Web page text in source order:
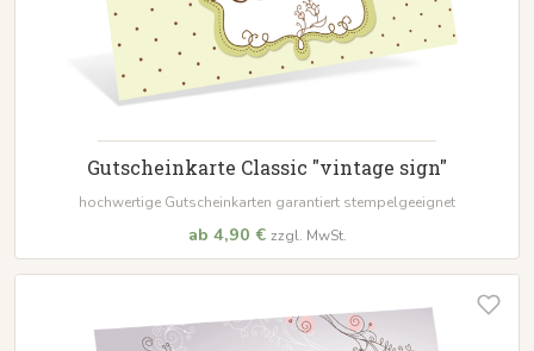
Gutscheinkarte Classic "vintage sign"
hochwertige Gutscheinkarten garantiert stempelgeeignet
ab 4,90 € zzgl. MwSt.